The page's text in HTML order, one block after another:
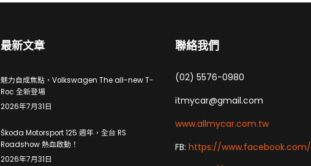
最新文章
魅力自成焦點，Volkswagen The all-new T-
Roc 全新登場
2026年7月31日
Škoda Motorsport 125 週年，全台 RS
Roadshow 熱血啟動！
2026年7月31日
聯絡我們
(02) 5576-0980
itmycar@gmail.com
www.allmycar.com.tw
FB: https://